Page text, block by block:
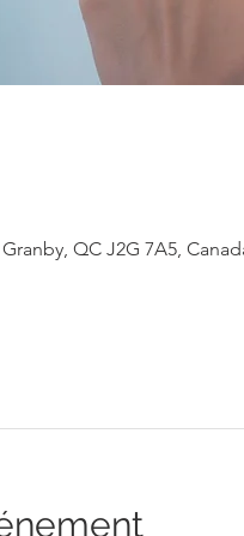
QC J2G 7A5,